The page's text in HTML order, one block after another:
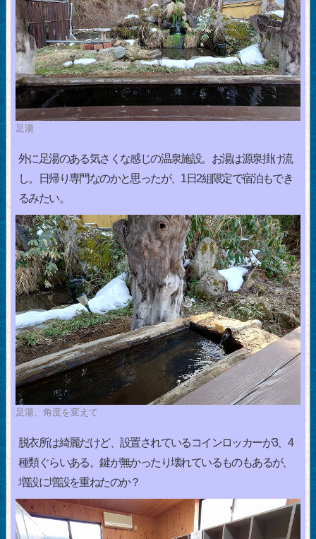
足湯
外に足湯のある気さくな感じの温泉施設。お湯は源泉掛け流
し。日帰り専門なのかと思ったが、1日2組限定で宿泊もでき
るみたい。
足湯、角度を変えて
脱衣所は綺麗だけど、設置されているコインロッカーが3、4
種類ぐらいある。鍵が無かったり壊れているものもあるが、
増設に増設を重ねたのか？